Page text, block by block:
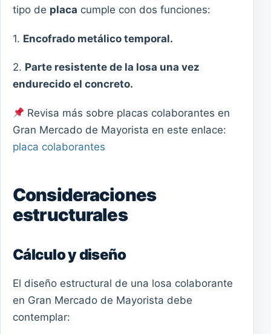
tipo de placa cumple con dos funciones:
1. Encofrado metálico temporal.
2. Parte resistente de la losa una vez
endurecido el concreto.
Revisa más sobre placas colaborantes en
Gran Mercado de Mayorista en este enlace:
placa colaborantes
Consideraciones
estructurales
Cálculo y diseño
El diseño estructural de una losa colaborante
en Gran Mercado de Mayorista debe
contemplar: